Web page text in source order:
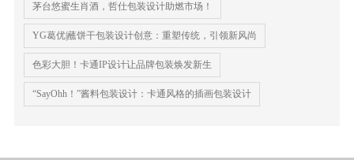
茅台悠蜜生肖酒，哲仕包装设计助燃市场！
YG葛优|蘸饼干包装设计创意：重塑传统，引领新风尚
色彩大胆！卡通IP设计让品牌包装焕发新生
“SayOhh！”酱料包装设计：卡通风格的插画包装设计